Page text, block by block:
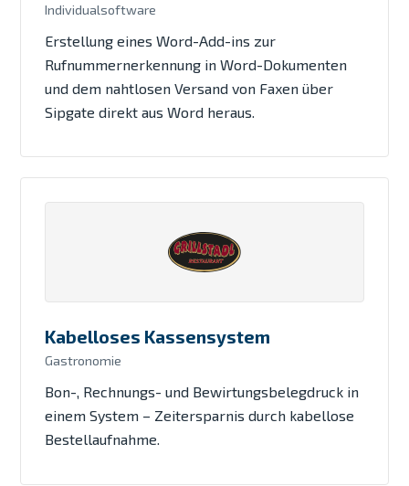
Individualsoftware
Erstellung eines Word-Add-ins zur
Rufnummernerkennung in Word-Dokumenten
und dem nahtlosen Versand von Faxen über
Sipgate direkt aus Word heraus.
Kabelloses Kassensystem
Gastronomie
Bon-, Rechnungs- und Bewirtungsbelegdruck in
einem System – Zeitersparnis durch kabellose
Bestellaufnahme.